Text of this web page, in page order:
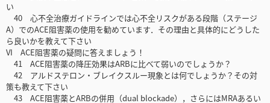
い
40 心不全治療ガイドラインでは心不全リスクがある段階（ステージ
A）でのACE阻害薬の使用を勧めています．その理由と具体的にどうした
ら良いかを教えて下さい
VI ACE阻害薬の疑問に答えましょう！
41 ACE阻害薬の降圧効果はARBに比べて弱いのでしょうか？
42 アルドステロン・ブレイクスルー現象とは何でしょうか？その対
策も教えて下さい
43 ACE阻害薬とARBの併用（dual blockade），さらにはMRAあるい